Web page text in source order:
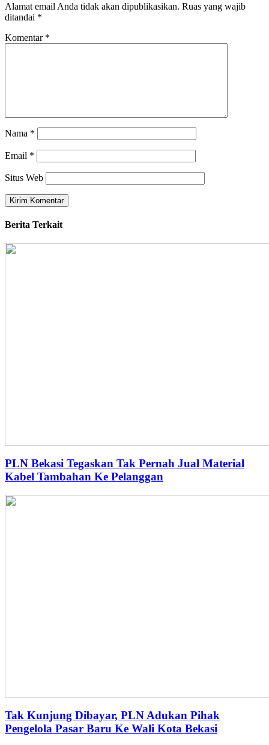
Alamat email Anda tidak akan dipublikasikan. Ruas yang wajib
ditandai *
Komentar *
Nama *
Email *
Situs Web
Berita Terkait
PLN Bekasi Tegaskan Tak Pernah Jual Material
Kabel Tambahan Ke Pelanggan
Tak Kunjung Dibayar, PLN Adukan Pihak
Pengelola Pasar Baru Ke Wali Kota Bekasi